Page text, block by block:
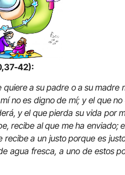
42):
a su padre o a su madre
no es digno de mí; y el que
y el que pierda su vida por
recibe al que me ha enviado;
a un justo porque es
agua fresca, a uno de estos